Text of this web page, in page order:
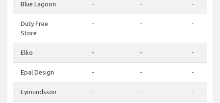
Blue Lagoon - - -
Duty Free
Store
- - -
Elko - - -
Epal Design - - -
Eymundsson - - -